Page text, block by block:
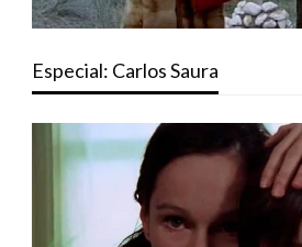
Especial: Carlos Saura